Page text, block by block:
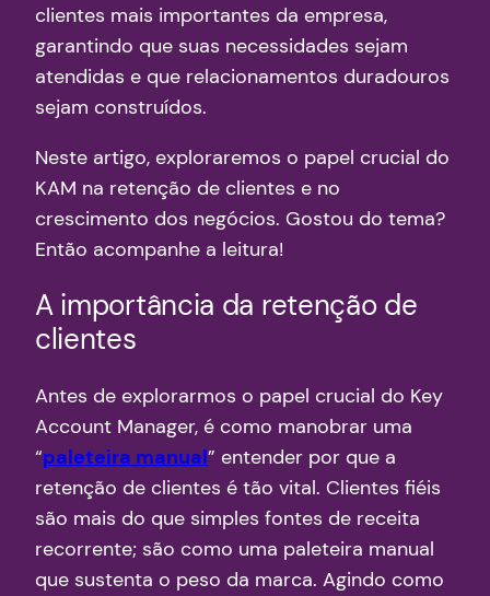
clientes mais importantes da empresa,
garantindo que suas necessidades sejam
atendidas e que relacionamentos duradouros
sejam construídos.
Neste artigo, exploraremos o papel crucial do
KAM na retenção de clientes e no
crescimento dos negócios. Gostou do tema?
Então acompanhe a leitura!
A importância da retenção de
clientes
Antes de explorarmos o papel crucial do Key
Account Manager, é como manobrar uma
“paleteira manual” entender por que a
retenção de clientes é tão vital. Clientes fiéis
são mais do que simples fontes de receita
recorrente; são como uma paleteira manual
que sustenta o peso da marca. Agindo como